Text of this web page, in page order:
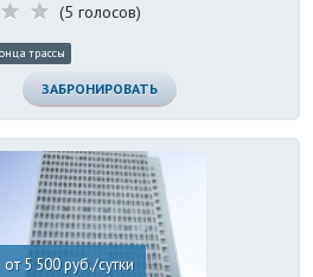
(5 голосов)
трассы
ЗАБРОНИРОВАТЬ
от 5 500 руб./сутки